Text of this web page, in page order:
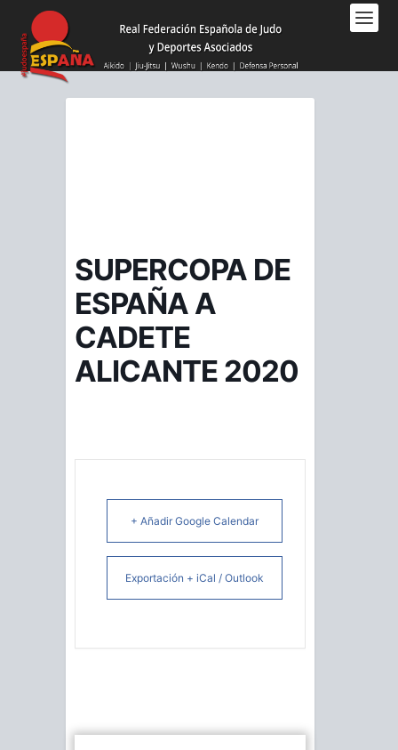
este
sitio
web
SUPERCOPA DE
ESPAÑA A
CADETE
ALICANTE 2020
+ Añadir Google Calendar
Exportación + iCal / Outlook